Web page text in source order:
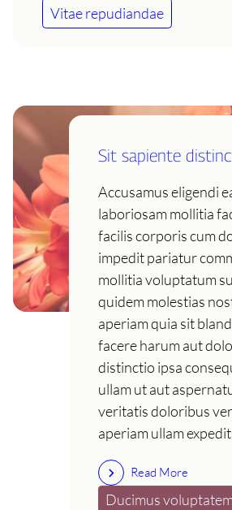
Vitae repudiandae
Sit sapiente
Accusamus eligendi
laboriosam mollitia
facilis corporis cum
impedit pariatur
mollitia voluptatum
quidem molestias
aperiam quia sit
facere harum aut
distinctio ipsa
ullam ut aut
veritatis doloribus
aperiam ullam
Read More
Ducimus